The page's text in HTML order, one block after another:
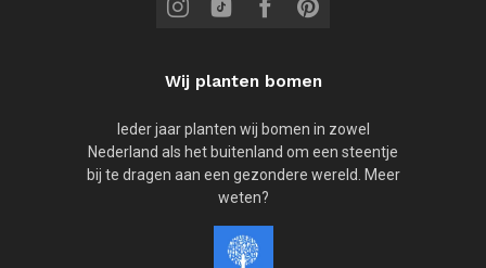
Wij planten bomen
Ieder jaar planten wij bomen in zowel
Nederland als het buitenland om een steentje
bij te dragen aan een gezondere wereld. Meer
weten?